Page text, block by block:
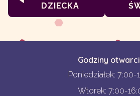
DZIECKA
Godziny
Poniedziałek: 7:00-
Wtorek: 7:00-